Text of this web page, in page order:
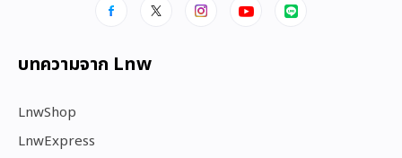
บทความจาก Lnw
LnwShop
LnwExpress